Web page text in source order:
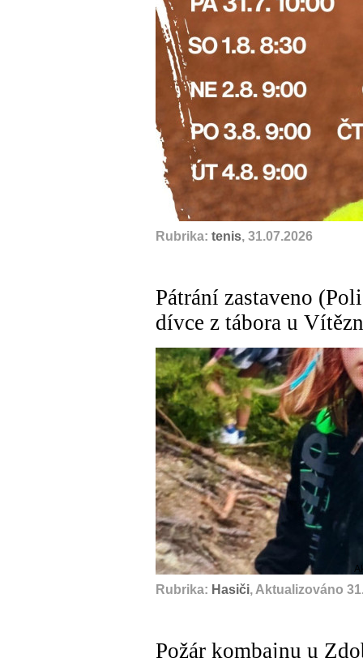
Rubrika: tenis, 31.07.2026
Pátrání zastaveno
dívce z tábora u
Rubrika: Hasiči, Aktualizováno
Požár kombajnu u